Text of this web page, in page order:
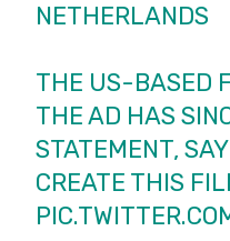
NETHERLANDS
THE US-BASED
THE AD HAS
STATEMENT,
CREATE THIS